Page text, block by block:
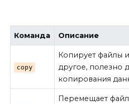
Команда Описание
copy
Копирует файлы
другое, полезно
копирования
Перемещает